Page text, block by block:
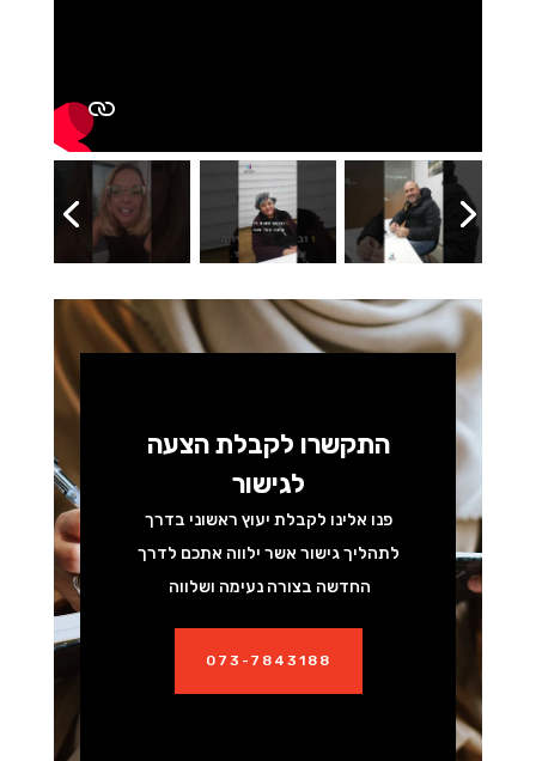
התקשרו לקבלת הצעה
לגישור
פנו אלינו לקבלת יעוץ ראשוני בדרך
לתהליך גישור אשר ילווה אתכם לדרך
החדשה בצורה נעימה ושלווה
073-7843188